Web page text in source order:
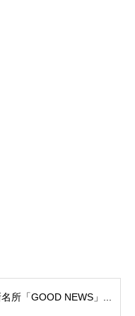
所「GOOD NEWS」...